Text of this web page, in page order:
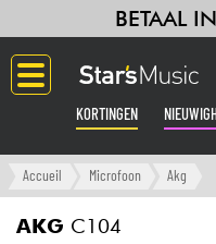
BETAAL
KORTINGEN
Langue
Gitaar & Bas
Accueil Microfoon Akg
AKG C104